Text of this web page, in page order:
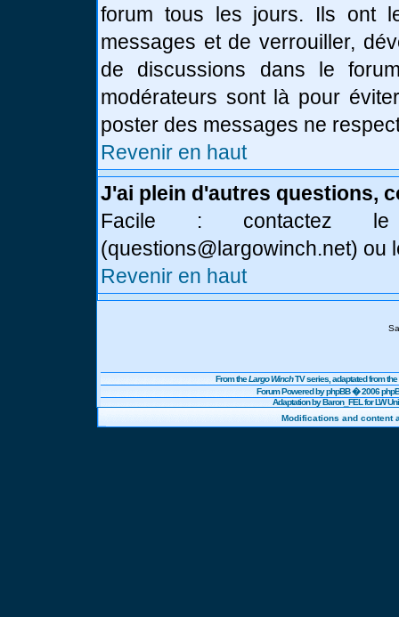
forum tous les jours. Ils ont
messages et de verrouiller,
de discussions dans le
modérateurs sont là pour
poster des messages ne
Revenir en haut
J'ai plein d'autres questions,
Facile : contactez
(questions@largowinch.net) ou
Revenir en haut
From theLargo WinchTV series, adaptated from
Forum Powered byphpBB� 2006
Adaptation by Baron_FEL for LW
Modifications and content